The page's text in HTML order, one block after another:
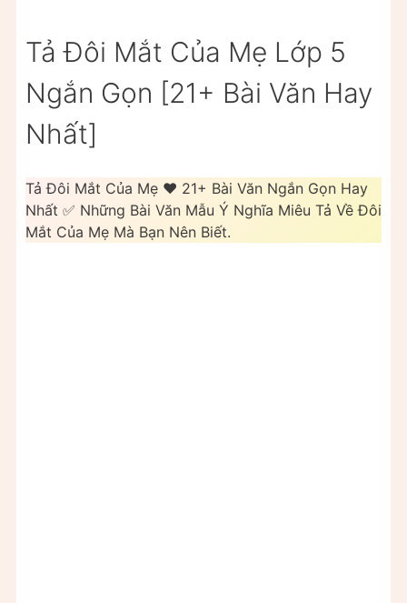
Tả Đôi Mắt Của Mẹ Lớp 5
Ngắn Gọn [21+ Bài Văn Hay
Nhất]
Tả Đôi Mắt Của Mẹ ❤️️ 21+ Bài Văn Ngắn Gọn Hay
Nhất ✅ Những Bài Văn Mẫu Ý Nghĩa Miêu Tả Về Đôi
Mắt Của Mẹ Mà Bạn Nên Biết.